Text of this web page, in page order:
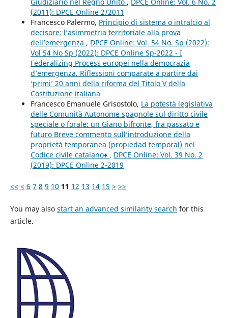
(2011): DPCE Online 2/2011
Francesco Palermo, Principio di sistema o intralcio al
decisore: l’asimmetria territoriale alla prova
dell’emergenza , DPCE Online: Vol. 54 No. Sp (2022):
Vol 54 No Sp (2022): DPCE Online Sp-2022 - I
Federalizing Process europei nella democrazia
d’emergenza. Riflessioni comparate a partire dai
‘primi’ 20 anni della riforma del Titolo V della
Costituzione italiana
Francesco Emanuele Grisostolo, La potestà legislativa
delle Comunità Autonome spagnole sul diritto civile
speciale o forale: un Giano bifronte, fra passato e
futuro Breve commento sull’introduzione della
proprietà temporanea (propiedad temporal) nel
Codice civile catalano♦ , DPCE Online: Vol. 39 No. 2
(2019): DPCE Online 2-2019
<< < 6 7 8 9 10 11 12 13 14 15 > >>
You may also start an advanced similarity search for this
article.